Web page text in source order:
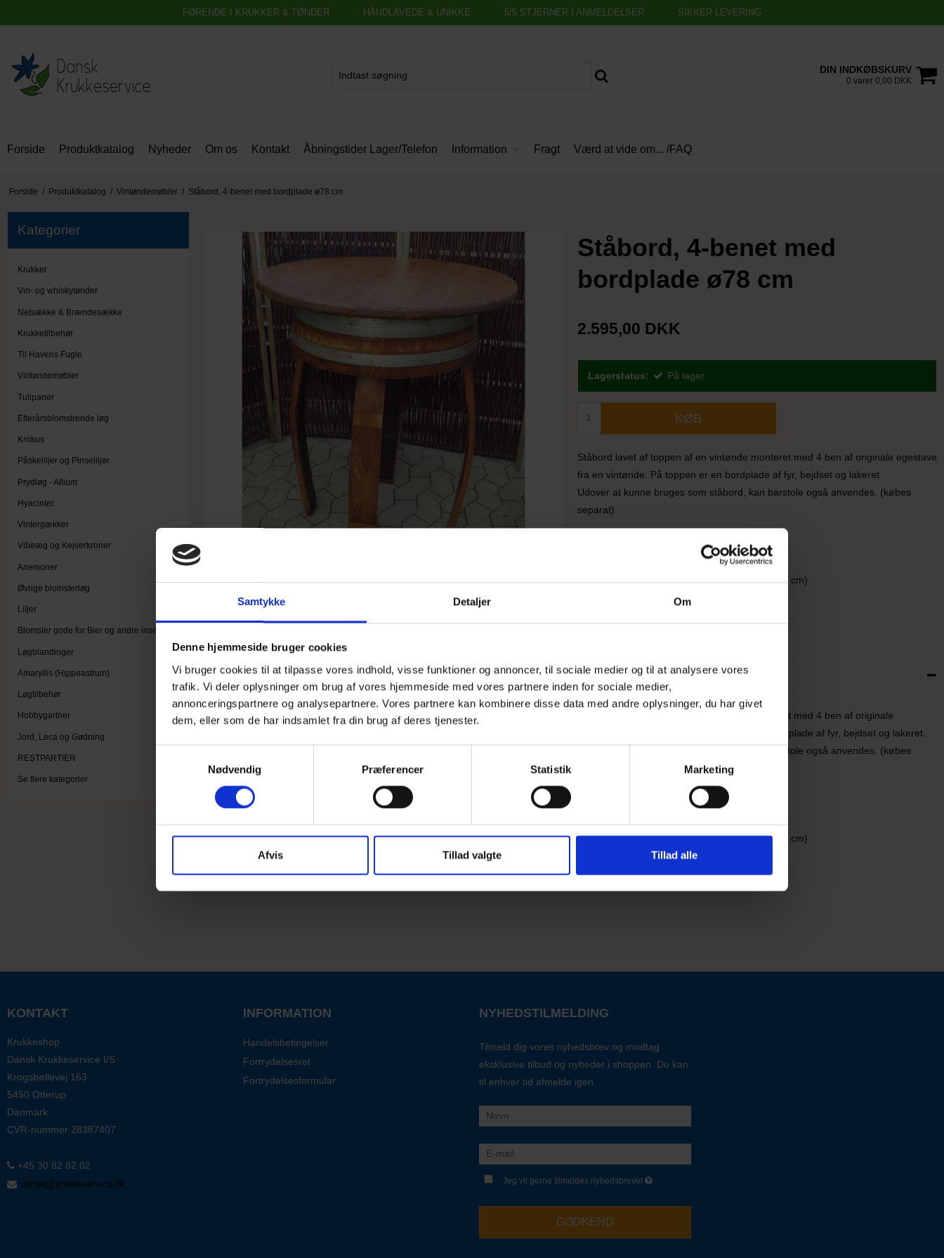
Samtykke Detaljer Om
Denne hjemmeside bruger cookies
Vi bruger cookies til at tilpasse vores indhold, visse funktioner og annoncer, til sociale medier og til at analysere vores
trafik. Vi deler oplysninger om brug af vores hjemmeside med vores partnere inden for sociale medier,
annonceringspartnere og analysepartnere. Vores partnere kan kombinere disse data med andre oplysninger, du har givet
dem, eller som de har indsamlet fra din brug af deres tjenester.
v
Nødvendig Præferencer Statistik Marketing
Afvis Tillad valgte Tillad alle
FØRENDE I KRUKKER & TØNDER HÅNDLAVEDE & UNIKKE 5/5 STJERNER I ANMELDELSER SIKKER LEVERING
DIN INDKØBSKURV
0 varer 0,00 DKK
Forside Produktkatalog Nyheder Om os Kontakt Åbningstider Lager/Telefon Information Fragt Værd at vide om... /FAQ
Forside / Produktkatalog / Vintøndemøbler / Ståbord, 4-benet med bordplade ø78 cm
Kategorier
Krukker
Vin- og whiskytønder
Netsække & Brændesække
Krukketilbehør
Til Havens Fugle
Vintøndemøbler
Tulipaner
Efterårsblomstrende løg
Krokus
Påskeliljer og Pinseliljer
Prydløg - Allium
Hyacinter
Vintergækker
Vibeæg og Kejserkroner
Anemoner
Øvrige blomsterløg
Liljer
Blomster gode for Bier og andre insekter
Løgblandinger
Amaryllis (Hippeastrum)
Løgtilbehør
Hobbygartner
Jord, Leca og Gødning
RESTPARTIER
Se flere kategorier
Ståbord, 4-benet med
bordplade ø78 cm
2.595,00 DKK
Lagerstatus: På lager
KØB
Ståbord lavet af toppen af en vintønde monteret med 4 ben af originale egestave
fra en vintønde. På toppen er en bordplade af fyr, bejdset og lakeret.
Udover at kunne bruges som ståbord, kan barstole også anvendes. (købes
separat)
Bordpladen måler ca. 78 cm i diameter.
Bordets højde er ca. 97 cm. (Benlængde ca. 75 cm)
Beskrivelse
Ståbord lavet af toppen af en vintønde monteret med 4 ben af originale
egestave fra en vintønde. På toppen er en bordplade af fyr, bejdset og lakeret.
Udover at kunne bruges som ståbord, kan barstole også anvendes. (købes
Bordpladen måler ca. 78 cm i diameter.
Bordets højde er ca. 97 cm. (Benlængde ca. 75 cm)
KONTAKT
Krukkeshop
Dansk Krukkeservice I/S
Krogsbøllevej 163
5450 Otterup
Danmark
CVR-nummer 28387407
+45 30 82 82 02
INFORMATION
Handelsbetingelser
Fortrydelsesret
Fortrydelsesformular
NYHEDSTILMELDING
Tilmeld dig vores nyhedsbrev og modtag
eksklusive tilbud og nyheder i shoppen. Du kan
til enhver tid afmelde igen.
Jeg vil gerne tilmeldes nyhedsbrevet
GODKEND